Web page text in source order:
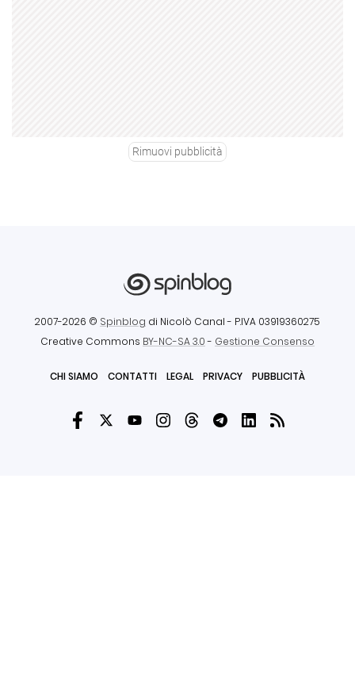
Rimuovi pubblicità
2007-2026 © Spinblog di Nicolò Canal - P.IVA 03919360275
Creative Commons BY-NC-SA 3.0- Gestione Consenso
CHI SIAMO CONTATTI LEGAL PRIVACY PUBBLICITÀ